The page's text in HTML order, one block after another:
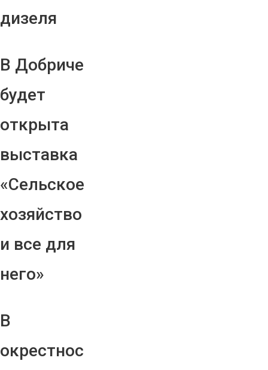
дизеля
В Добриче
будет
открыта
выставка
«Сельское
хозяйство
и все для
него»
В
окрестнос